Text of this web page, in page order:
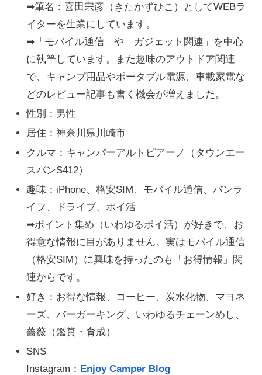
➡筆名：喜田宗彦（きたかずひこ）としてWEBラ
イターを生業にしています。
➡「モバイル通信」や「ガジェット関連」を中心
に執筆しています。また趣味のアウトドア関連
で、キャンプ用品やポータブル電源、車載家電な
どのレビュー記事も書く機会が増えました。
性別：男性
居住：神奈川県川崎市
クルマ：キャンパーアルトピアーノ（タウンエー
スバンS412）
趣味：iPhone、格安SIM、モバイル通信、バンラ
イフ、ドライブ、ポイ活
➡ポイント集め（いわゆるポイ活）が好きで、お
得意な情報に目がありません。実はモバイル通信
（格安SIM）に興味を持ったのも「お得情報」関
連からです。
好き：お得な情報、コーヒー、炭水化物、マヨネ
ーズ、バーガーキング、いわゆるチェーンめし、
薔薇（鑑賞・育成）
SNS
Instagram： Enjoy Camper Blog